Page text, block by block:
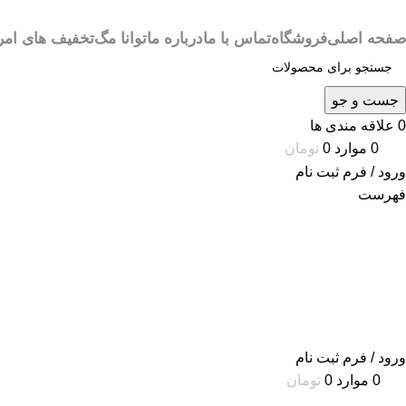
صفحه اصلیفروشگاهتماس با مادرباره ماتوانا مگتخفیف های
جست و جو
0 علاقه مندی ها
0 موارد 0 تومان
ورود / فرم ثبت نام
فهرست
ورود / فرم ثبت نام
0 موارد 0 تومان